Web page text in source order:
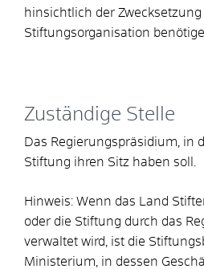
hinsichtlich der
Stiftungsorganisation
Zuständige Stelle
Das Regierungspräsidium, in
Stiftung ihren Sitz haben soll.
Hinweis: Wenn das Land
oder die Stiftung durch das
verwaltet wird, ist die
Ministerium, in dessen